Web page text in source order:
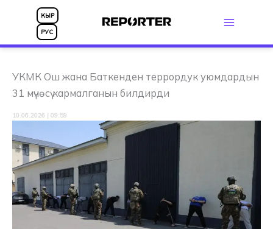
КЫР
РУС
УКМК Ош жана Баткенден террордук уюмдардын
31 мүчөсү кармалганын билдирди
10.06.2026 | 09:59